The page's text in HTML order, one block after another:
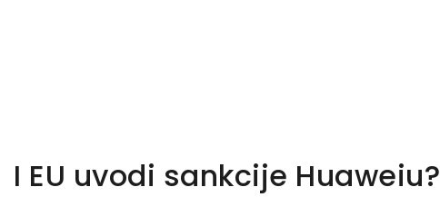
I EU uvodi sankcije Huaweiu?